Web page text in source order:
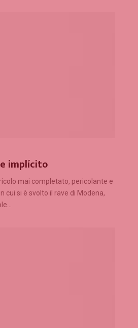
implícito
mai completato, pericolante e
cui si è svolto il rave di Modena,